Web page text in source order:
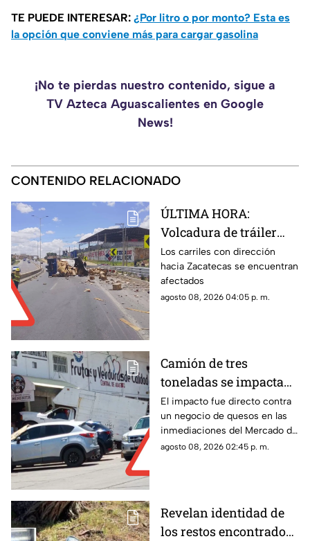
TE PUEDE INTERESAR: ¿Por litro o por monto? Esta es
la opción que conviene más para cargar gasolina
¡No te pierdas nuestro contenido, sigue a
TV Azteca Aguascalientes en Google
News!
CONTENIDO RELACIONADO
ÚLTIMA HORA:
Volcadura de tráiler
con envases de cerveza
en Tránsito Pesado;
circulación afectada
Los carriles con dirección
hacia Zacatecas se encuentran
afectados
agosto 08, 2026 04:05 p. m.
Camión de tres
toneladas se impacta
en Mercado de Abastos
Zacatecas ¿hay
lesionados?
El impacto fue directo contra
un negocio de quesos en las
inmediaciones del Mercado de
Abastos
agosto 08, 2026 02:45 p. m.
Revelan identidad de
los restos encontrados